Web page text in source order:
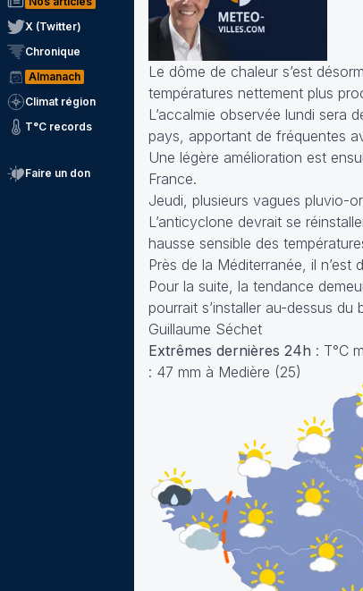
X (Twitter)
Chronique
Almanach
Climat région
T°C records
Faire un don
Le dôme de chaleur s’est
températures nettement plus
L’accalmie observée lundi sera
pays, apportant de fréquentes
Une légère amélioration est
France.
Jeudi, plusieurs vagues pluvio-
L’anticyclone devrait se
hausse sensible des
Près de la Méditerranée, il
Pour la suite, la tendance
pourrait s’installer au-dessus du
Guillaume Séchet
Extrêmes dernières 24h : T°C
: 47 mm à Medière (25)